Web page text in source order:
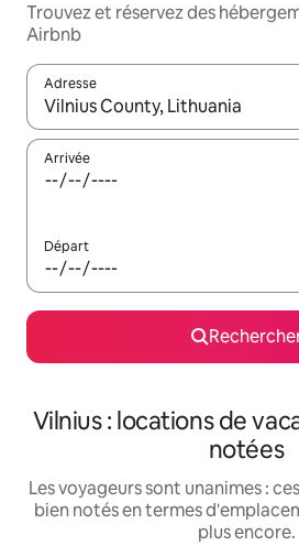
Trouvez et réservez des
Airbnb
Adresse
Lorsque les résultats s'affichent,
Arrivée
Départ
Vilnius : locations de
notées
Les voyageurs sont unanimes :
bien notés en termes
plus encore.